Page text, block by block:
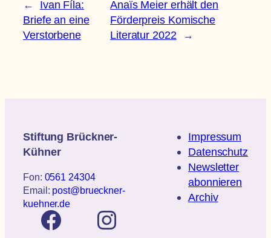
←
Ivan Fíla:
Briefe an eine
Verstorbene
Anaïs Meier erhält den
Förderpreis Komische
Literatur 2022
→
Stiftung Brückner-
Kühner
Fon: 0561 24304
Email: post@brueckner-
kuehner.de
Impressum
Datenschutz
Newsletter
abonnieren
Archiv